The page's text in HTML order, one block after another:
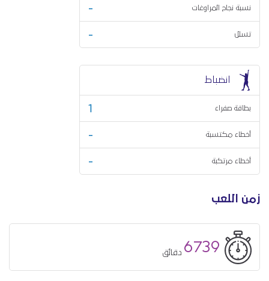
زمن اللعب
6739 دقائق
نسبة نجاح المراوغات -
تسلل -
انضباط
بطاقة صفراء 1
أخطاء مكتسبة -
أخطاء مرتكبة -